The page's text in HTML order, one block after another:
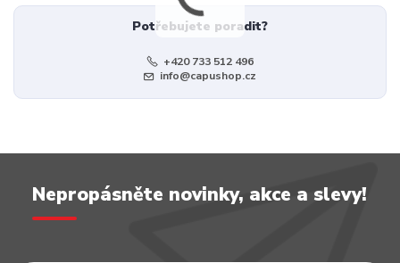
Potřebujete poradit?
+420 733 512 496
info@capushop.cz
Nepropásněte novinky, akce a slevy!